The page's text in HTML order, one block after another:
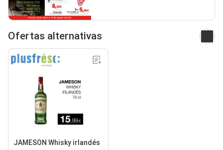
Ofertas alternativas
JAMESON Whisky irlandés